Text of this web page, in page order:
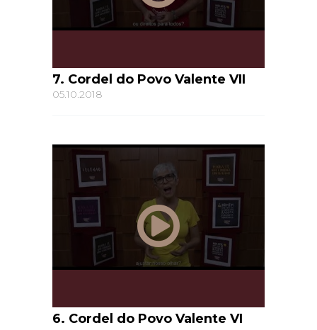
7. Cordel do Povo Valente VII
05.10.2018
6. Cordel do Povo Valente VI